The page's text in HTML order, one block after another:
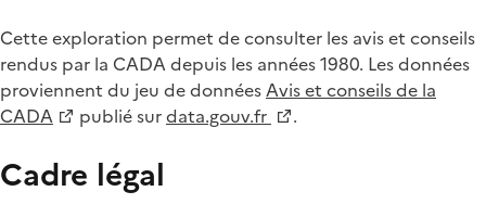
Cette exploration permet de consulter les avis et conseils
rendus par la CADA depuis les années 1980. Les données
proviennent du jeu de donnéesAvis et conseils de la
CADA
publié surdata.gouv.fr .
Cadre légal